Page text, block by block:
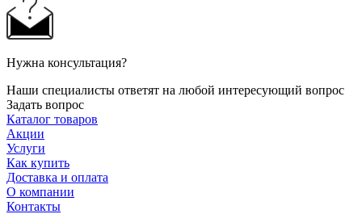
Нужна консультация?
Наши специалисты ответят на любой интересующий вопрос
Задать вопрос
Каталог товаров
Акции
Услуги
Как купить
Доставка и оплата
О компании
Контакты